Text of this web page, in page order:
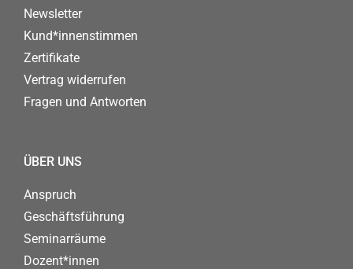
Newsletter
Kund*innenstimmen
Zertifikate
Vertrag widerrufen
Fragen und Antworten
ÜBER UNS
Anspruch
Geschäftsführung
Seminarräume
Dozent*innen